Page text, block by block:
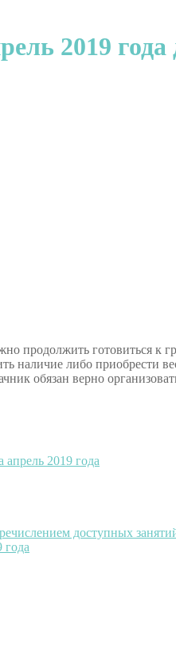
2019 года
продолжить готовиться к
наличие либо приобрести
обязан верно
2019 года
доступных
года